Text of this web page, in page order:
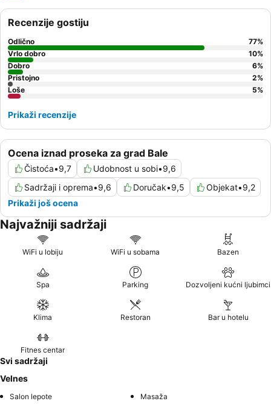
Ocena iznad proseka za grad Bale
Čistoća•9,7 Udobnost u sobi•9,6
Sadržaji i oprema•9,6 Doručak•9,5 Objekat•9,2
Prikaži još ocena
Recenzije gostiju
Odlično 77%
Vrlo dobro
10%
Dobro
6%
Pristojno
2%
Loše
5%
Prikaži recenzije
Najvažniji sadržaji
WiFi u lobiju WiFi u sobama Bazen
Spa Parking Dozvoljeni kućni ljubimci
Klima Restoran Bar u hotelu
Fitnes centar
Svi sadržaji
Velnes
Salon lepote
Masaža